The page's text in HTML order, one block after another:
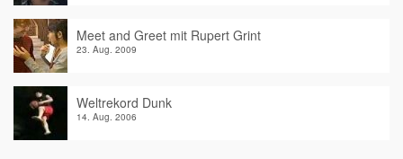
Meet and Greet mit Rupert Grint
23. Aug. 2009
Weltrekord Dunk
14. Aug. 2006